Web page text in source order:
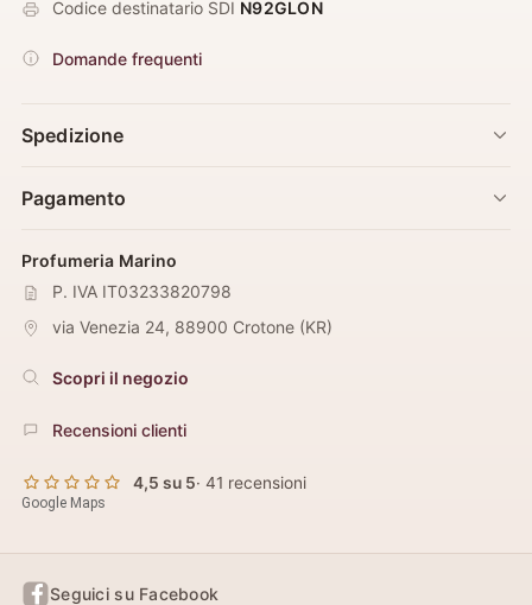
Codice destinatario SDI N92GLON
Domande frequenti
Spedizione
Pagamento
Profumeria Marino
P. IVA IT03233820798
via Venezia 24, 88900 Crotone (KR)
Scopri il negozio
Recensioni clienti
4,5 su 5· 41 recensioni
Google Maps
Seguici su Facebook